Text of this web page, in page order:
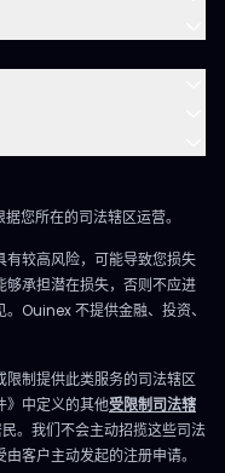
您所在的司法辖区运营。
较高风险，可能导致您损失
承担潜在损失，否则不应进
Ouinex 不提供金融、投资、
制提供此类服务的司法辖区
》中定义的其他受限制司法辖
。我们不会主动招揽这些司法
客户主动发起的注册申请。